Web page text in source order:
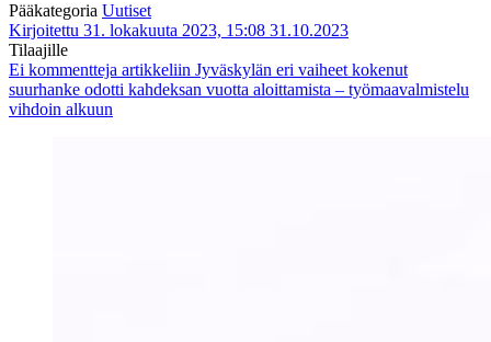
Pääkategoria Uutiset
Kirjoitettu 31. lokakuuta 2023, 15:08 31.10.2023
Tilaajille
Ei kommentteja artikkeliin Jyväskylän eri vaiheet kokenut
suurhanke odotti kahdeksan vuotta aloittamista – työmaavalmistelu
vihdoin alkuun